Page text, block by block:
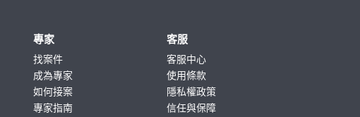
專家
找案件
成為專家
如何接案
專家指南
客服
客服中心
使用條款
隱私權政策
信任與保障